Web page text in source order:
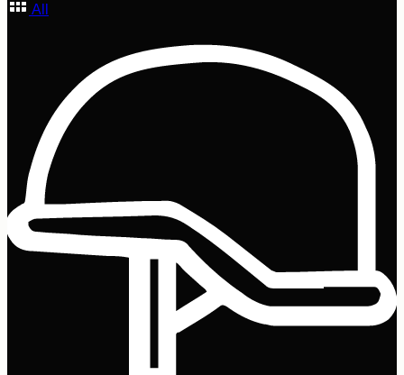
All